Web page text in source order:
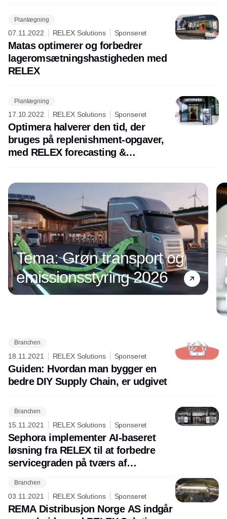
Planlægning
07.11.2022 RELEX Solutions Sponseret
Matas optimerer og forbedrer
lageromsætningshastigheden med
RELEX
Planlægning
17.10.2022 RELEX Solutions Sponseret
Optimera halverer den tid, der
bruges på replenishment-opgaver,
med RELEX forecasting &
Tema: Grøn transport og
emissionsstyring 2026
Branchen
18.11.2021 RELEX Solutions Sponseret
Guiden: Hvordan man bygger en
bedre DIY Supply Chain, er udgivet
Branchen
15.11.2021 RELEX Solutions Sponseret
Sephora implementer AI-baseret
løsning fra RELEX til at forbedre
servicegraden på tværs af
Branchen
03.11.2021 RELEX Solutions Sponseret
REMA Distribusjon Norge AS indgår